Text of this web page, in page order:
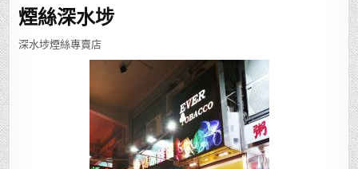
煙絲深水埗
深水埗煙絲專賣店